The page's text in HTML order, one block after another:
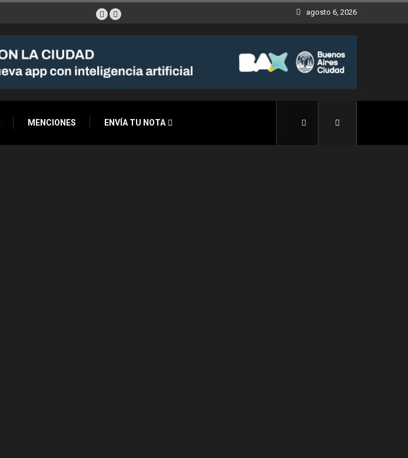
agosto 6, 2026
MENCIONES ENVÍA TU NOTA